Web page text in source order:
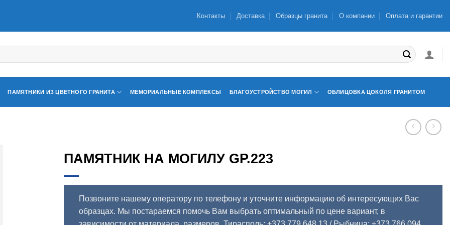
Контакты Доставка Образцы гранита О компании Оплата и гарантии
ПАМЯТНИКИ ИЗ ЦВЕТНОГО ГРАНИТА МЕМОРИАЛЬНЫЕ КОМПЛЕКСЫ БЛАГОУСТРОЙСТВО МОГИЛ ОБЛИЦОВКА ЦОКОЛЯ ГРАНИТОМ
ПАМЯТНИК НА МОГИЛУ GP.223
Позвоните нашему оператору по телефону и уточните информацию об интересующих Вас
образцах. Мы постараемся помочь Вам выбрать оптимальный по цене вариант, в